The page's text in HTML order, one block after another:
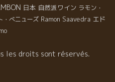
日本 自然派ワイン ラモン・
・べニューズ Ramon Saavedra エド
les droits sont réservés.